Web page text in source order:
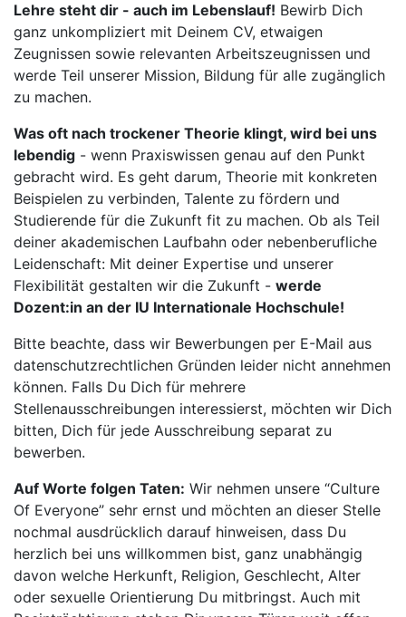
Lehre steht dir - auch im Lebenslauf! Bewirb Dich
ganz unkompliziert mit Deinem CV, etwaigen
Zeugnissen sowie relevanten Arbeitszeugnissen und
werde Teil unserer Mission, Bildung für alle zugänglich
zu machen.
Was oft nach trockener Theorie klingt, wird bei uns
lebendig - wenn Praxiswissen genau auf den Punkt
gebracht wird. Es geht darum, Theorie mit konkreten
Beispielen zu verbinden, Talente zu fördern und
Studierende für die Zukunft fit zu machen. Ob als Teil
deiner akademischen Laufbahn oder nebenberufliche
Leidenschaft: Mit deiner Expertise und unserer
Flexibilität gestalten wir die Zukunft - werde
Dozent:in an der IU Internationale Hochschule!
Bitte beachte, dass wir Bewerbungen per E-Mail aus
datenschutzrechtlichen Gründen leider nicht annehmen
können. Falls Du Dich für mehrere
Stellenausschreibungen interessierst, möchten wir Dich
bitten, Dich für jede Ausschreibung separat zu
bewerben.
Auf Worte folgen Taten: Wir nehmen unsere “Culture
Of Everyone” sehr ernst und möchten an dieser Stelle
nochmal ausdrücklich darauf hinweisen, dass Du
herzlich bei uns willkommen bist, ganz unabhängig
davon welche Herkunft, Religion, Geschlecht, Alter
oder sexuelle Orientierung Du mitbringst. Auch mit